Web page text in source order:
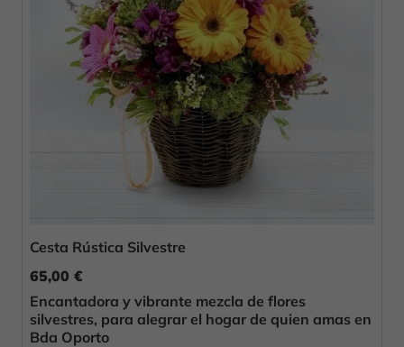
Cesta Rústica Silvestre
65,00 €
Encantadora y vibrante mezcla de flores
silvestres, para alegrar el hogar de quien amas en
Bda Oporto